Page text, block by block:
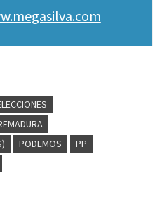
PODEMOS
PP